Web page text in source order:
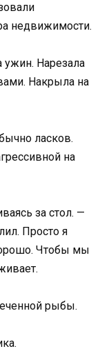
недвижимости.
ужин. Нарезала
Накрыла на
ласков.
на
за стол. —
Просто я
Чтобы мы
рыбы.